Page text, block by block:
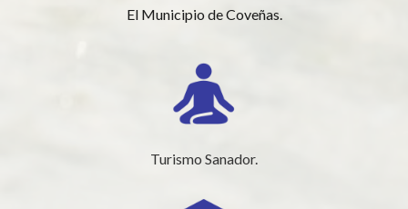
El Municipio de Coveñas.
Turismo Sanador.